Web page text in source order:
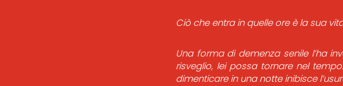
Ciò che entra in quelle ore è la sua
Una forma di demenza senile l’ha
risveglio, lei possa tornare nel
dimenticare in una notte inibisce